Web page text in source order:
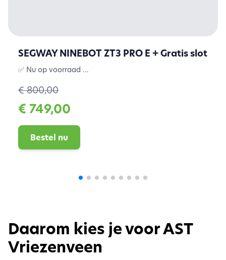
SEGWAY NINEBOT ZT3 PRO E + Gratis slot
✅ Nu op voorraad ...
€ 800,00
€ 749,00
Bestel nu
Daarom kies je voor AST
Vriezenveen